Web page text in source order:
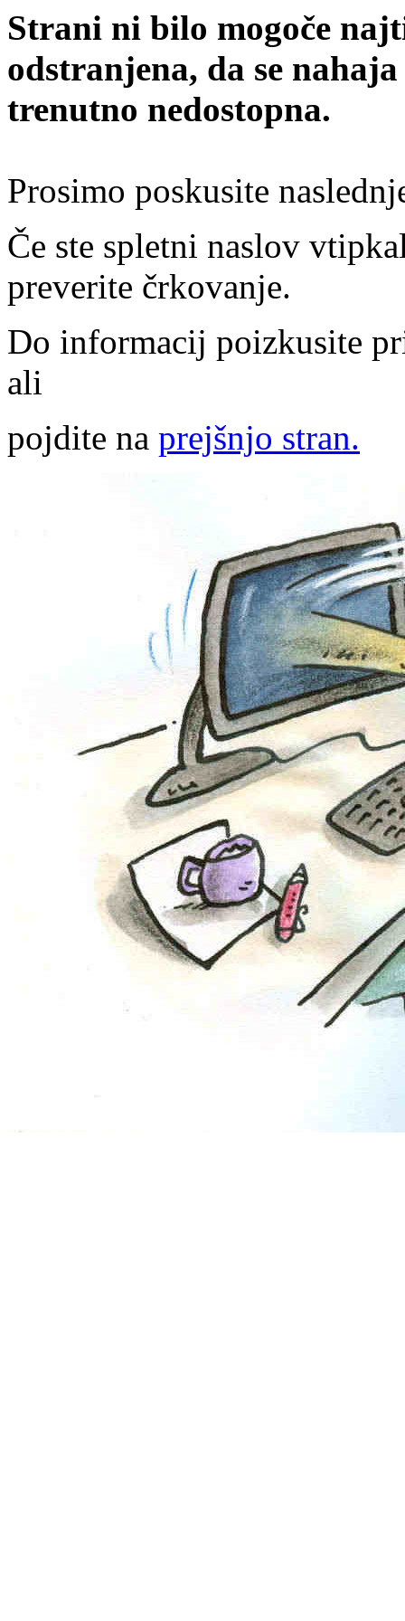
Strani ni bilo mogoče
odstranjena, da se
trenutno nedostopna.
Prosimo poskusite
Če ste spletni naslov
preverite črkovanje.
Do informacij poizkusite
ali
pojdite na prejšnjo stran.